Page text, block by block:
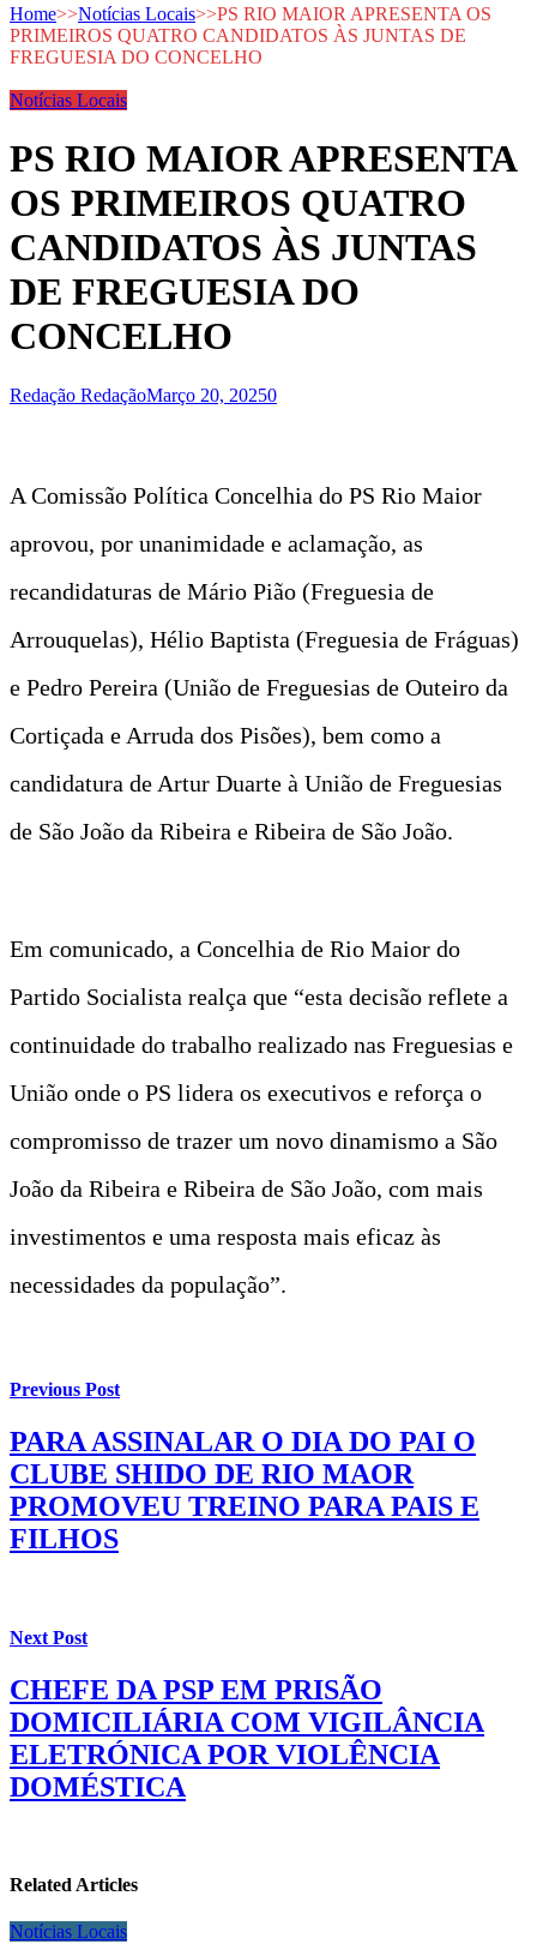
Home>>Notícias Locais>>PS RIO MAIOR APRESENTA OS
PRIMEIROS QUATRO CANDIDATOS ÀS JUNTAS DE
FREGUESIA DO CONCELHO
Notícias Locais
PS RIO MAIOR APRESENTA
OS PRIMEIROS QUATRO
CANDIDATOS ÀS JUNTAS
DE FREGUESIA DO
CONCELHO
Redação RedaçãoMarço 20, 20250
A Comissão Política Concelhia do PS Rio Maior
aprovou, por unanimidade e aclamação, as
recandidaturas de Mário Pião (Freguesia de
Arrouquelas), Hélio Baptista (Freguesia de Fráguas)
e Pedro Pereira (União de Freguesias de Outeiro da
Cortiçada e Arruda dos Pisões), bem como a
candidatura de Artur Duarte à União de Freguesias
de São João da Ribeira e Ribeira de São João.
Em comunicado, a Concelhia de Rio Maior do
Partido Socialista realça que “esta decisão reflete a
continuidade do trabalho realizado nas Freguesias e
União onde o PS lidera os executivos e reforça o
compromisso de trazer um novo dinamismo a São
João da Ribeira e Ribeira de São João, com mais
investimentos e uma resposta mais eficaz às
necessidades da população”.
Previous Post
PARA ASSINALAR O DIA DO PAI O
CLUBE SHIDO DE RIO MAOR
PROMOVEU TREINO PARA PAIS E
FILHOS
Next Post
CHEFE DA PSP EM PRISÃO
DOMICILIÁRIA COM VIGILÂNCIA
ELETRÓNICA POR VIOLÊNCIA
DOMÉSTICA
Related Articles
Notícias Locais